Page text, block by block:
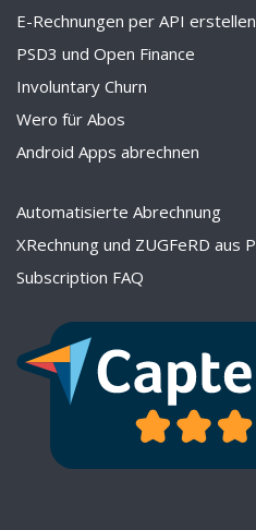
E-Rechnungen per API erstellen
PSD3 und Open Finance
Involuntary Churn
Wero für Abos
Android Apps abrechnen
Automatisierte Abrechnung
XRechnung und ZUGFeRD aus
Subscription FAQ